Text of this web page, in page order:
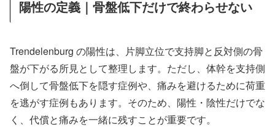
陽性の定義｜骨盤低下だけで終わらせない
Trendelenburg の陽性は、片脚立位で支持脚と反対側の骨
盤が下がる所見として整理します。ただし、体幹を支持側
へ倒して骨盤低下を隠す症例や、痛みを避けるために荷重
を逃がす症例もあります。そのため、陽性・陰性だけでな
く、代償と痛みを一緒に残すことが重要です。